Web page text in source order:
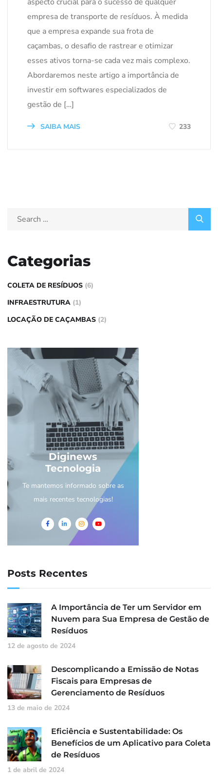
empresa de transporte de resíduos. À medida
que a empresa expande sua frota de
caçambas, o desafio de rastrear e otimizar
esses ativos torna-se cada vez mais complexo.
Abordaremos neste artigo a importância de
investir em softwares especializados de
gestão de […]
SAIBA MAIS 233
Categorias
COLETA DE RESÍDUOS (6)
INFRAESTRUTURA (1)
LOCAÇÃO DE CAÇAMBAS (2)
Diginews
Tecnologia
Te mantemos informado sobre as
mais recentes tecnologias!
Posts Recentes
A Importância de Ter um Servidor em
Nuvem para Sua Empresa de Gestão de
Resíduos
12 de agosto de 2024
Descomplicando a Emissão de Notas
Fiscais para Empresas de
Gerenciamento de Resíduos
13 de maio de 2024
Eficiência e Sustentabilidade: Os
Benefícios de um Aplicativo para Coleta
de Resíduos
1 de abril de 2024